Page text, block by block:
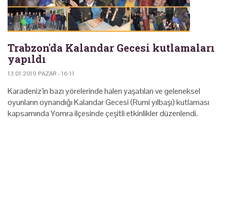
Trabzon'da Kalandar Gecesi kutlamaları
yapıldı
13.01.2019 PAZAR - 16:11
Karadeniz'in bazı yörelerinde halen yaşatılan ve geleneksel
oyunların oynandığı Kalandar Gecesi (Rumi yılbaşı) kutlaması
kapsamında Yomra ilçesinde çeşitli etkinlikler düzenlendi.